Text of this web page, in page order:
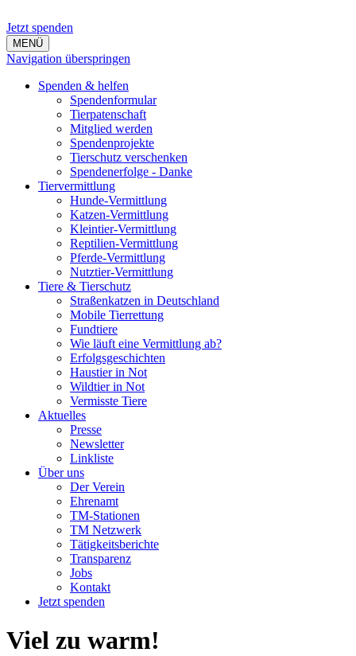
Jetzt spenden
MENÜ
Navigation überspringen
Spenden & helfen
Spendenformular
Tierpatenschaft
Mitglied werden
Spendenprojekte
Tierschutz verschenken
Spendenerfolge - Danke
Tiervermittlung
Hunde-Vermittlung
Katzen-Vermittlung
Kleintier-Vermittlung
Reptilien-Vermittlung
Pferde-Vermittlung
Nutztier-Vermittlung
Tiere & Tierschutz
Straßenkatzen in Deutschland
Mobile Tierrettung
Fundtiere
Wie läuft eine Vermittlung ab?
Erfolgsgeschichten
Haustier in Not
Wildtier in Not
Vermisste Tiere
Aktuelles
Presse
Newsletter
Linkliste
Über uns
Der Verein
Ehrenamt
TM-Stationen
TM Netzwerk
Tätigkeitsberichte
Transparenz
Jobs
Kontakt
Jetzt spenden
Viel zu warm!